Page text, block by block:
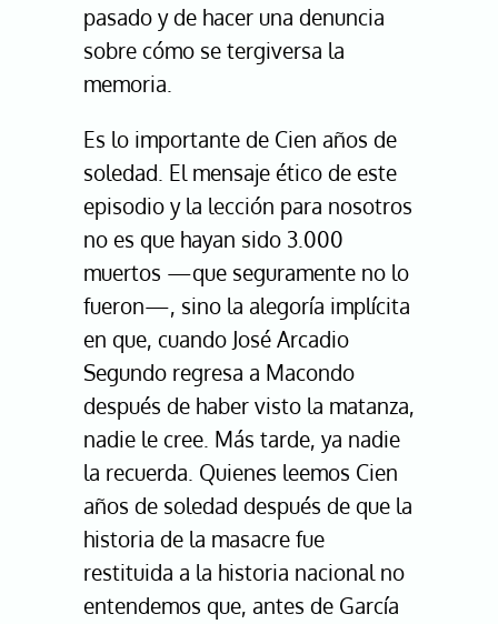
pasado y de hacer una denuncia
sobre cómo se tergiversa la
memoria.
Es lo importante de Cien años de
soledad. El mensaje ético de este
episodio y la lección para nosotros
no es que hayan sido 3.000
muertos —que seguramente no lo
fueron—, sino la alegoría implícita
en que, cuando José Arcadio
Segundo regresa a Macondo
después de haber visto la matanza,
nadie le cree. Más tarde, ya nadie
la recuerda. Quienes leemos Cien
años de soledad después de que la
historia de la masacre fue
restituida a la historia nacional no
entendemos que, antes de García